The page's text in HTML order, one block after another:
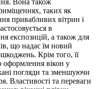
таких як
привабливих вітрин і
в
експозицій, а також для
що надає їм новий
Крім того, її
оформлення вікон у
погляди та зменшуючи
Властивості та переваги